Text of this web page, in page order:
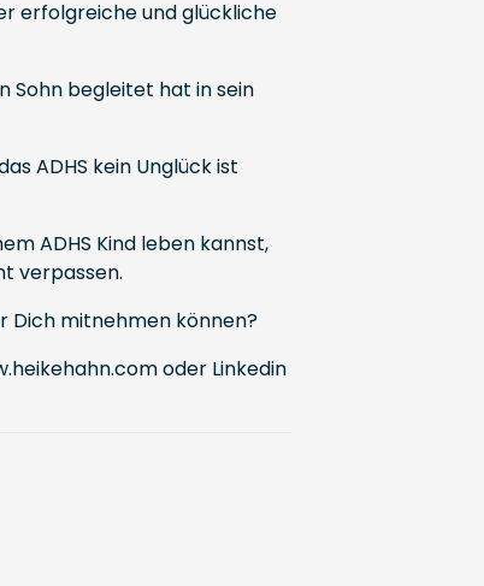
erfolgreiche und glückliche
Sohn begleitet hat in sein
ADHS kein Unglück ist
ADHS Kind leben kannst,
verpassen.
Dich mitnehmen können?
oder Linkedin